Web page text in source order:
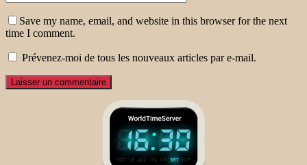
Save my name, email, and website in this browser for the next
time I comment.
Prévenez-moi de tous les nouveaux articles par e-mail.